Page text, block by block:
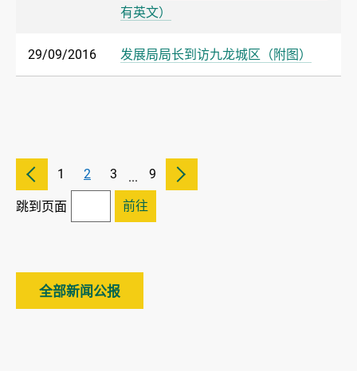
有英文）
29/09/2016 发展局局长到访九龙城区（附图）
1 2 3 ... 9
跳到页面 前往
全部新闻公报